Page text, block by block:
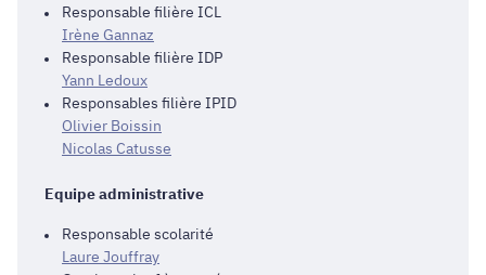
Responsable filière ICL
Irène Gannaz
Responsable filière IDP
Yann Ledoux
Responsables filière IPID
Olivier Boissin
Nicolas Catusse
Equipe administrative
Responsable scolarité
Laure Jouffray